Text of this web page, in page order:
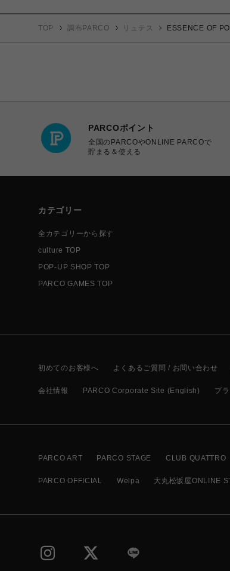
TOP 調布PARCO リュテス ESSENCE OF
PARCOポイント
全国のPARCOやONLINE PARCOで
貯まる＆使える
カテゴリー
全カテゴリーから探す
culture TOP
POP-UP SHOP TOP
PARCO GAMES TOP
初めてのお客様へ よくあるご質問 / お問い合わせ
会社情報 PARCO Corporate Site (English) プ
PARCO ART PARCO STAGE CLUB QUATTRO
PARCO OFFICIAL Welpa 大丸松坂屋ONLINE